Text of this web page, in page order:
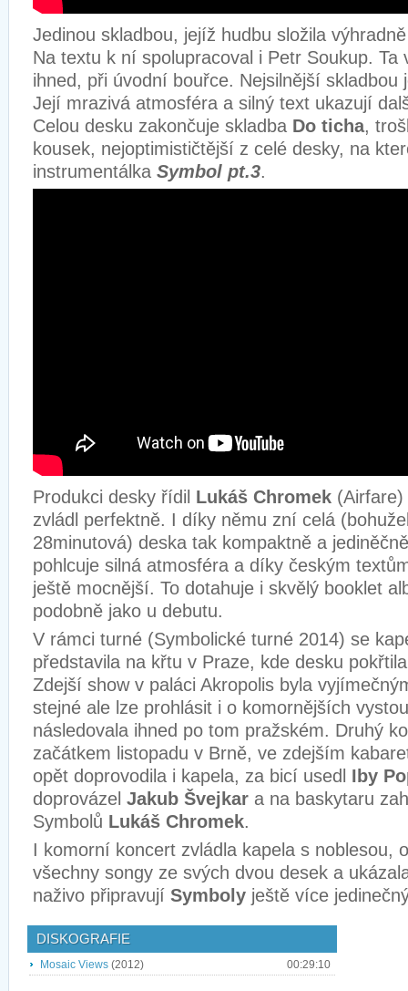
Jedinou skladbou, jejíž hudbu složila
Na textu k ní spolupracoval i Petr Soukup. Ta
ihned, při úvodní bouřce. Nejsilnější skladbou
Její mrazivá atmosféra a silný text ukazují
Celou desku zakončuje skladba Do ticha,
kousek, nejoptimističtější z celé desky, na
instrumentálka Symbol pt.3.
Produkci desky řídil Lukáš Chromek
zvládl perfektně. I díky němu zní celá
28minutová) deska tak kompaktně a
pohlcuje silná atmosféra a díky českým
ještě mocnější. To dotahuje i skvělý booklet
podobně jako u debutu.
V rámci turné (Symbolické turné 2014) se
představila na křtu v Praze, kde desku
Zdejší show v paláci Akropolis byla
stejné ale lze prohlásit i o komornějších
následovala ihned po tom pražském. Druhý
začátkem listopadu v Brně, ve zdejším
opět doprovodila i kapela, za bicí usedl
Iby
doprovázel Jakub Švejkar a na baskytaru
Symbolů Lukáš Chromek.
I komorní koncert zvládla kapela s noblesou,
všechny songy ze svých dvou desek a
naživo připravují Symboly ještě více
DISKOGRAFIE
Mosaic Views (2012) 00:29:10